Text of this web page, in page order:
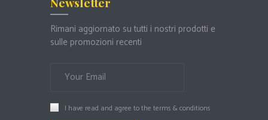
Rimani aggiornato su tutti i nostri prodotti e
sulle promozioni recenti
I have read and agree to the terms & conditions